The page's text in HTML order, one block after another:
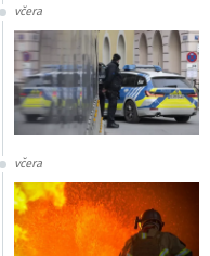
včera
včera